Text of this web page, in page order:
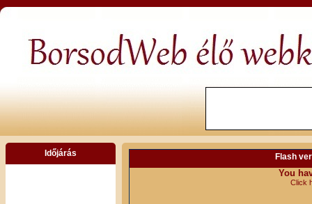
Időjárás Flash
You
Click